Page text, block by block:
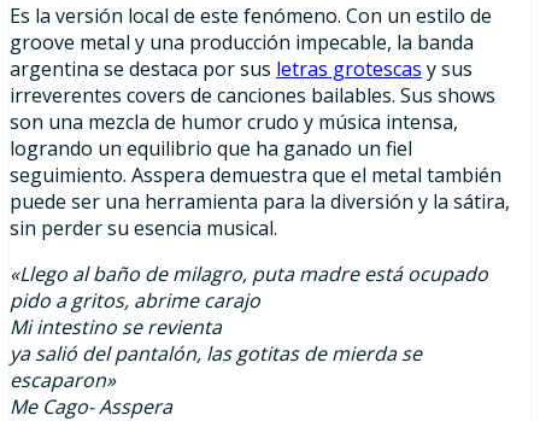
Es la versión local de este fenómeno. Con un estilo de
groove metal y una producción impecable, la banda
argentina se destaca por sus letras grotescas y sus
irreverentes covers de canciones bailables. Sus shows
son una mezcla de humor crudo y música intensa,
logrando un equilibrio que ha ganado un fiel
seguimiento. Asspera demuestra que el metal también
puede ser una herramienta para la diversión y la sátira,
sin perder su esencia musical.
«Llego al baño de milagro, puta madre está ocupado
pido a gritos, abrime carajo
Mi intestino se revienta
ya salió del pantalón, las gotitas de mierda se
escaparon»
Me Cago- Asspera